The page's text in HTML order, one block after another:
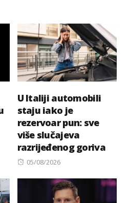
U Italiji automobili
staju iako je
rezervoar pun: sve
više slučajeva
razrijeđenog goriva
Posted
05/08/2026